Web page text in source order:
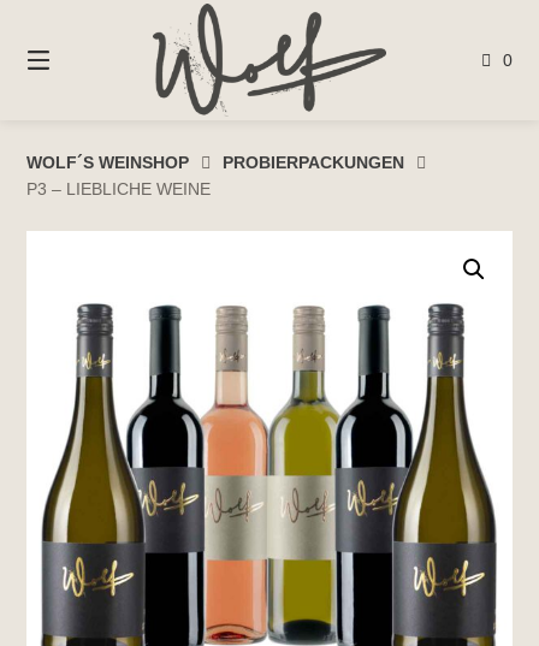
zum
0
WOLF´S WEINSHOP
PROBIERPACKUNGEN
P3 – LIEBLICHE WEINE